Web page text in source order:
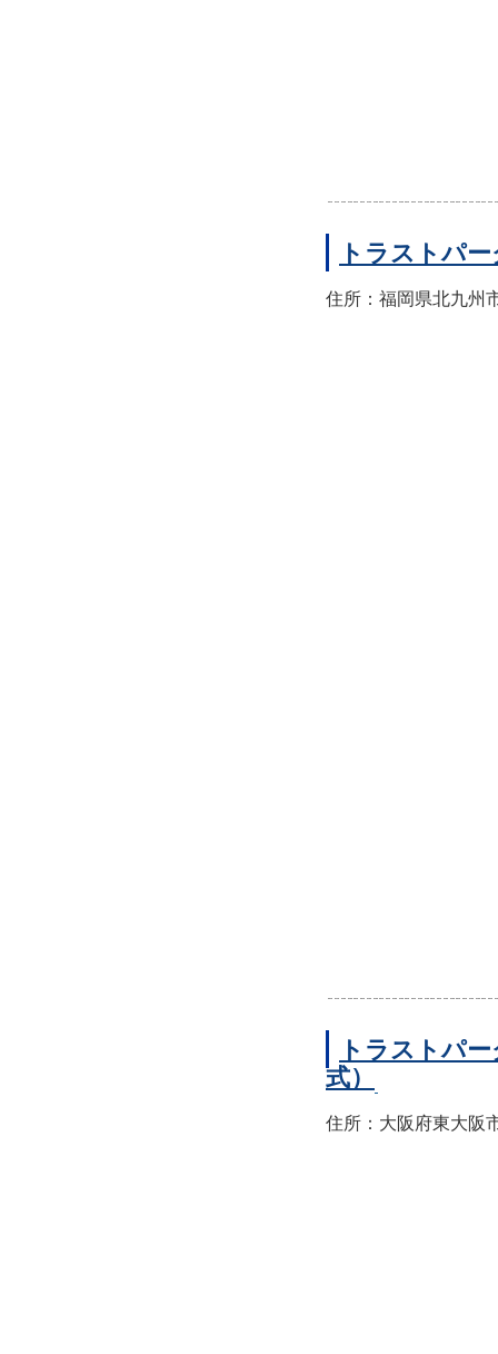
トラストパ
住所：福岡県北九州
トラストパ
式）
住所：大阪府東大阪